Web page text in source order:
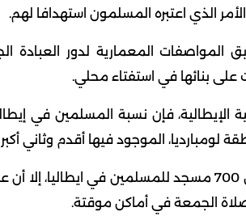
الذي اعتبره المسلمون استهدافا لهم.
المواصفات المعمارية لدور
على بنائها في استفتاء محلي.
وعلى الرغم من وجود أكثر من 700 مسجد للمسلمين
الجمعة في أماكن موقتة.